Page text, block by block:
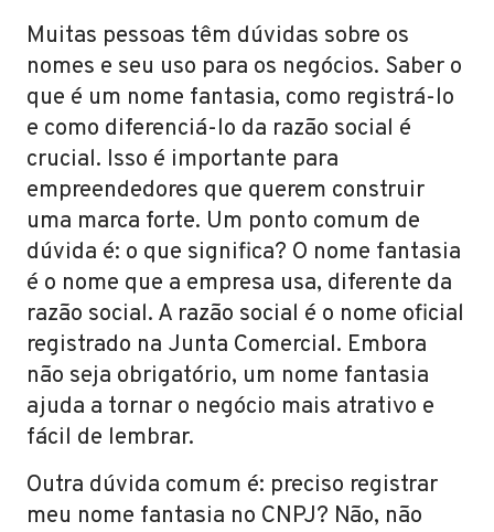
Muitas pessoas têm dúvidas sobre os
nomes e seu uso para os negócios. Saber o
que é um nome fantasia, como registrá-lo
e como diferenciá-lo da razão social é
crucial. Isso é importante para
empreendedores que querem construir
uma marca forte. Um ponto comum de
dúvida é: o que significa? O nome fantasia
é o nome que a empresa usa, diferente da
razão social. A razão social é o nome oficial
registrado na Junta Comercial. Embora
não seja obrigatório, um nome fantasia
ajuda a tornar o negócio mais atrativo e
fácil de lembrar.
Outra dúvida comum é: preciso registrar
meu nome fantasia no CNPJ? Não, não